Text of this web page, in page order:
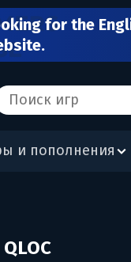
for the
и пополнения